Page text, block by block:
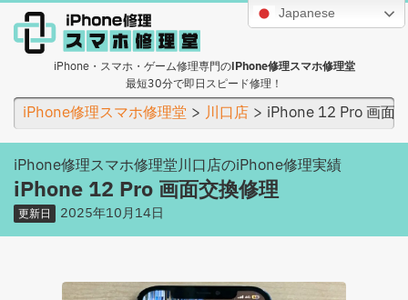
Japanese
iPhone・スマホ・ゲーム修理専門のiPhone修理スマホ修理堂
最短30分で即日スピード修理！
iPhone修理スマホ修理堂 川口店 iPhone 12 Pro 画面
iPhone修理スマホ修理堂川口店のiPhone修理実績
iPhone 12 Pro 画面交換修理
更新日 2025年10月14日